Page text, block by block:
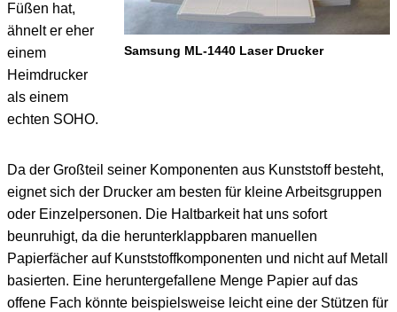
Samsung ML-1440 Laser Drucker
Füßen hat,
ähnelt er eher
einem
Heimdrucker
als einem
echten SOHO.
Da der Großteil seiner Komponenten aus Kunststoff besteht,
eignet sich der Drucker am besten für kleine Arbeitsgruppen
oder Einzelpersonen. Die Haltbarkeit hat uns sofort
beunruhigt, da die herunterklappbaren manuellen
Papierfächer auf Kunststoffkomponenten und nicht auf Metall
basierten. Eine heruntergefallene Menge Papier auf das
offene Fach könnte beispielsweise leicht eine der Stützen für